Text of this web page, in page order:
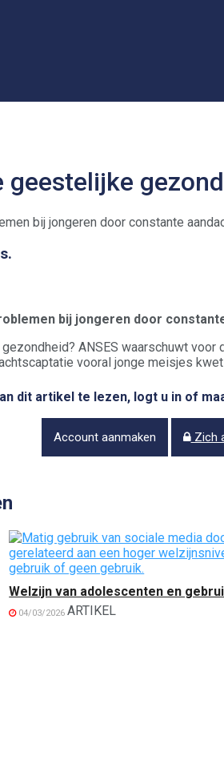
bij jongeren door
ANSES waarschuwt
vooral jonge meisjes
dit artikel te lezen, logt u in of
Account aanmaken Zich
Welzijn van adolescenten en
04/03/2026ARTIKEL